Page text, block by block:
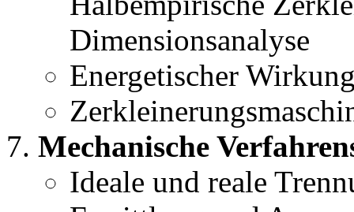
Dimensionsanalyse
Energetischer
Mechanische
Ideale und reale